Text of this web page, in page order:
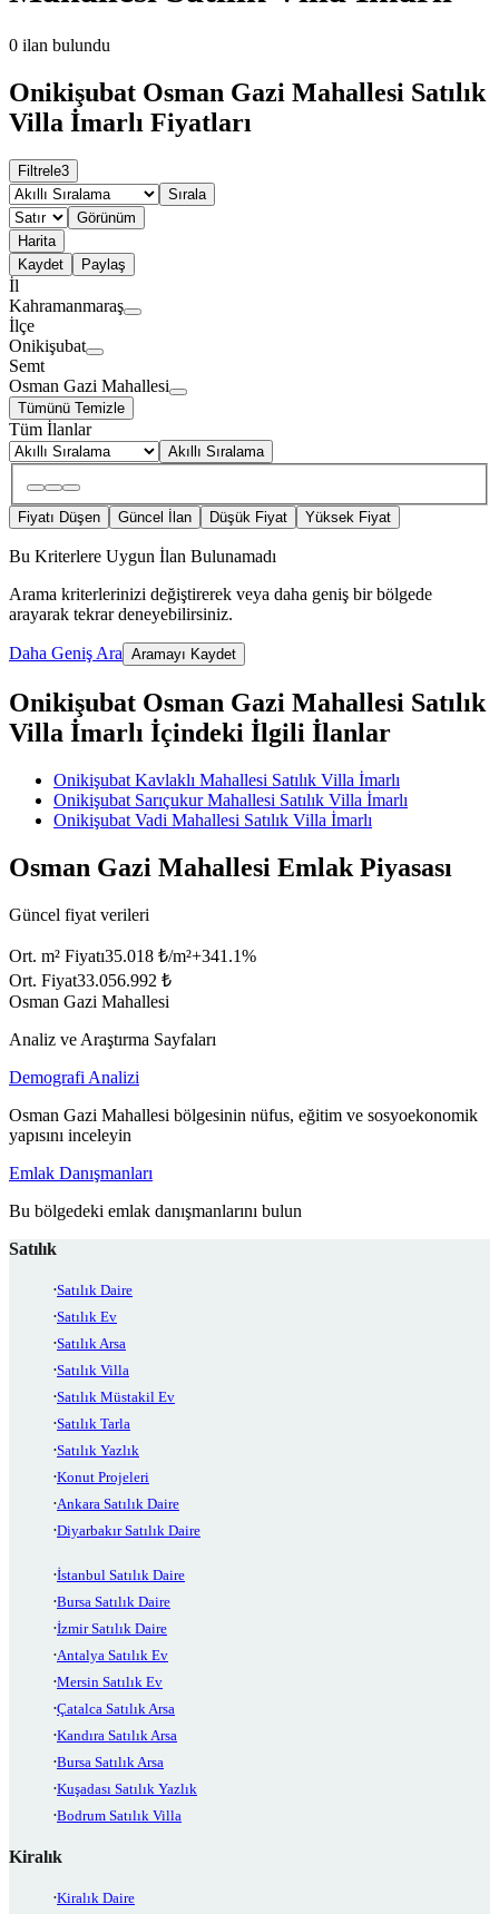
0 ilan bulundu
Onikişubat Osman Gazi Mahallesi Satılık
Villa İmarlı Fiyatları
Filtrele3
Sırala
Görünüm
Harita
Kaydet
Paylaş
İl
Kahramanmaraş
İlçe
Onikişubat
Semt
Osman Gazi Mahallesi
Tümünü Temizle
Tüm İlanlar
Akıllı Sıralama
Fiyatı Düşen Güncel İlan Düşük Fiyat Yüksek Fiyat
Bu Kriterlere Uygun İlan Bulunamadı
Arama kriterlerinizi değiştirerek veya daha geniş bir bölgede
arayarak tekrar deneyebilirsiniz.
Daha Geniş Ara Aramayı Kaydet
Onikişubat Osman Gazi Mahallesi Satılık
Villa İmarlı İçindeki İlgili İlanlar
Onikişubat Kavlaklı Mahallesi Satılık Villa İmarlı
Onikişubat Sarıçukur Mahallesi Satılık Villa İmarlı
Onikişubat Vadi Mahallesi Satılık Villa İmarlı
Osman Gazi Mahallesi Emlak Piyasası
Güncel fiyat verileri
Ort. m² Fiyatı35.018 ₺/m²+341.1%
Ort. Fiyat33.056.992 ₺
Osman Gazi Mahallesi
Analiz ve Araştırma Sayfaları
Demografi Analizi
Osman Gazi Mahallesi bölgesinin nüfus, eğitim ve sosyoekonomik
yapısını inceleyin
Emlak Danışmanları
Bu bölgedeki emlak danışmanlarını bulun
Satılık
Satılık Daire
Satılık Ev
Satılık Arsa
Satılık Villa
Satılık Müstakil Ev
Satılık Tarla
Satılık Yazlık
Konut Projeleri
Ankara Satılık Daire
Diyarbakır Satılık Daire
İstanbul Satılık Daire
Bursa Satılık Daire
İzmir Satılık Daire
Antalya Satılık Ev
Mersin Satılık Ev
Çatalca Satılık Arsa
Kandıra Satılık Arsa
Bursa Satılık Arsa
Kuşadası Satılık Yazlık
Bodrum Satılık Villa
Kiralık
Kiralık Daire